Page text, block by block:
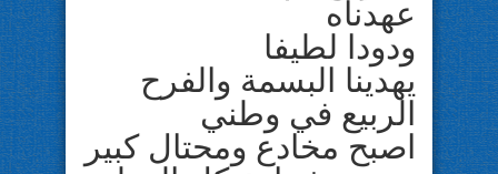
عهدناه
ودودا لطيفا
يهدينا البسمة والفرح
الربيع في وطني
اصبح مخادع ومحتال كبير